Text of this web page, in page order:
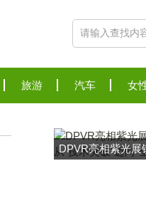
旅游 汽车 女
东方药林"雪康保"